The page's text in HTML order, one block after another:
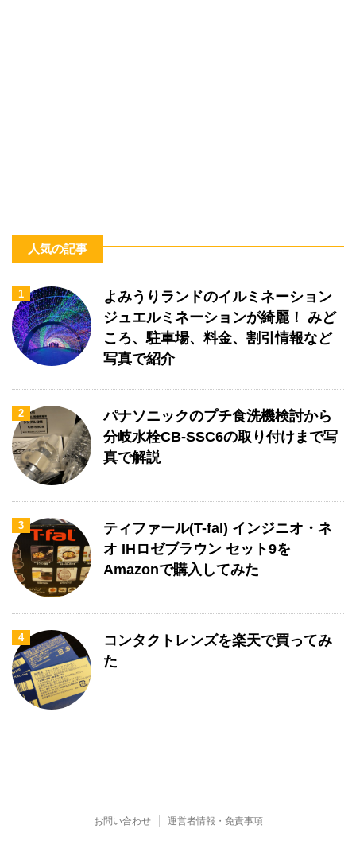
人気の記事
1
よみうりランドのイルミネーション
ジュエルミネーションが綺麗！ みど
ころ、駐車場、料金、割引情報など
写真で紹介
2
パナソニックのプチ食洗機検討から
分岐水栓CB-SSC6の取り付けまで写
真で解説
3
ティファール(T-fal) インジニオ・ネ
オ IHロゼブラウン セット9を
Amazonで購入してみた
4
コンタクトレンズを楽天で買ってみ
た
お問い合わせ 運営者情報・免責事項